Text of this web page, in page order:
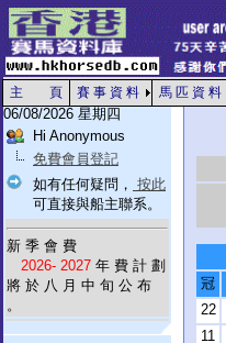
主 頁 賽 事 資 料 馬 匹 資 料
06/08/2026 星期四
Hi Anonymous
免費會員登記
如有任何疑問， 按此
可直接與船主聯系。
新 季 會 費
2026- 2027 年 費 計 劃
將 於 八 月 中 旬 公 布
。
冠
22
11